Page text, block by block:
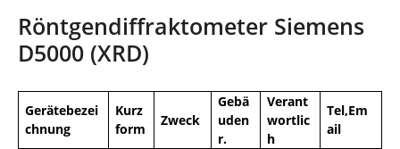
n
d
i
Röntgendiffraktometer Siemens
D5000 (XRD)
Gerätebezei
chnung
Kurz
form
Zweck
Gebä
uden
r.
Verant
wortlic
h
Tel,Em
ail